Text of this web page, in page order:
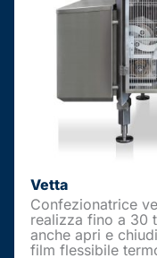
Vetta
Confezionatrice
realizza fino a 30
anche apri e
film flessibile